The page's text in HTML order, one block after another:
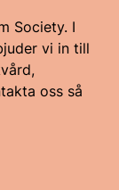
Society. I
vi in till
oss så